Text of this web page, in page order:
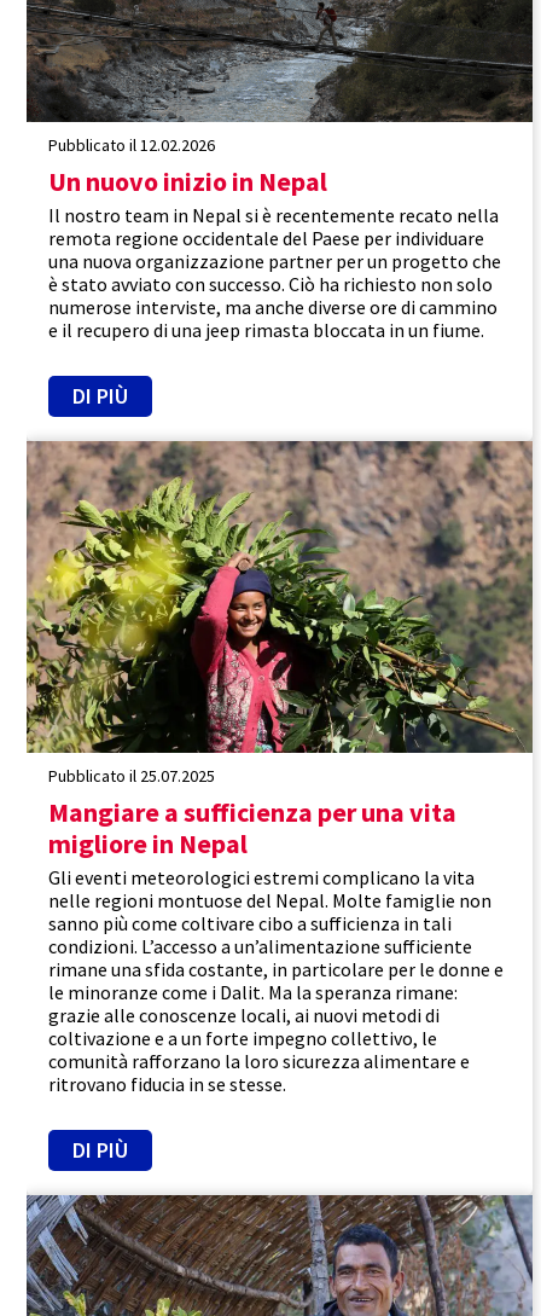
Pubblicato il 12.02.2026
Un nuovo inizio in Nepal
Il nostro team in Nepal si è recentemente recato nella
remota regione occidentale del Paese per individuare
una nuova organizzazione partner per un progetto che
è stato avviato con successo. Ciò ha richiesto non solo
numerose interviste, ma anche diverse ore di cammino
e il recupero di una jeep rimasta bloccata in un fiume.
DI PIÙ
Nepal
Efficacia
Sicurezza alimentare
Pubblicato il 25.07.2025
Mangiare a sufficienza per una vita
migliore in Nepal
Gli eventi meteorologici estremi complicano la vita
nelle regioni montuose del Nepal. Molte famiglie non
sanno più come coltivare cibo a sufficienza in tali
condizioni. L’accesso a un’alimentazione sufficiente
rimane una sfida costante, in particolare per le donne e
le minoranze come i Dalit. Ma la speranza rimane:
grazie alle conoscenze locali, ai nuovi metodi di
coltivazione e a un forte impegno collettivo, le
comunità rafforzano la loro sicurezza alimentare e
ritrovano fiducia in se stesse.
DI PIÙ
Nepal
Efficacia
Sicurezza alimentare